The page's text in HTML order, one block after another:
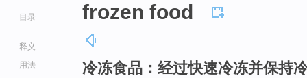
目录
释义
用法
frozen food
冷冻食品：经过快速冷冻并保持